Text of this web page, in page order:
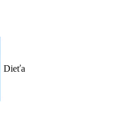
Dieťa